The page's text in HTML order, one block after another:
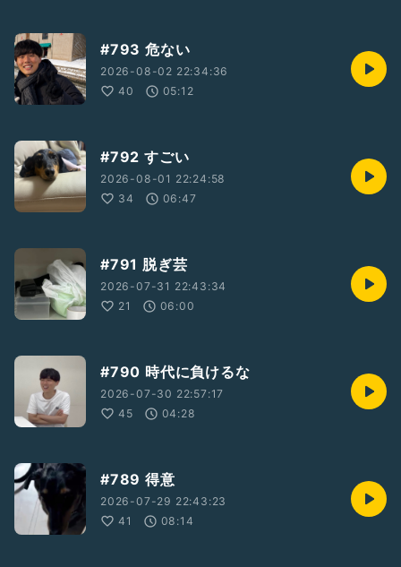
#793 危ない
2026-08-02 22:34:36
40
05:12
#792 すごい
2026-08-01 22:24:58
34
06:47
#791 脱ぎ芸
2026-07-31 22:43:34
21
06:00
#790 時代に負けるな
2026-07-30 22:57:17
45
04:28
#789 得意
2026-07-29 22:43:23
41
08:14